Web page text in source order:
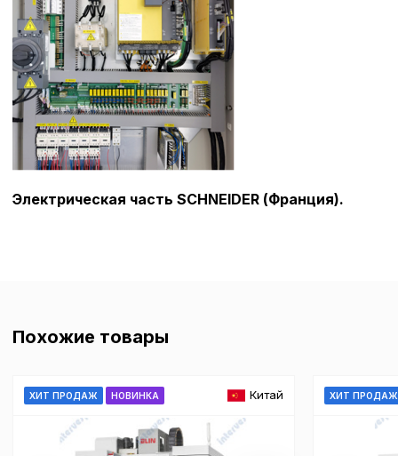
Электрическая часть SCHNEIDER (Франция).
Похожие товары
ХИТ ПРОДАЖ НОВИНКА Китай ХИТ ПРОДАЖ